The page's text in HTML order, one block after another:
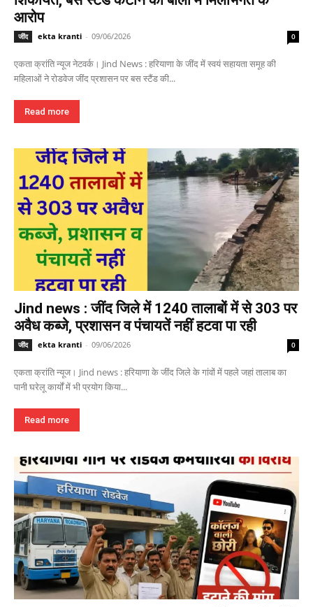
आरोप
जींद ekta kranti - 09/06/2026 0
एकता क्रांति न्यूज नेटवर्क। Jind News : हरियाणा के जींद में स्वयं सहायता समूह की
महिलाओं ने रोडवेज जींद प्रशासन पर बस स्टैंड की...
Read more
Jind news : जींद जिले में 1240 तालाबों में से 303 पर
अवैध कब्जे, प्रशासन व पंचायतें नहीं हटवा पा रही
जींद ekta kranti - 09/06/2026 0
एकता क्रांति न्यूज। Jind news : हरियाणा के जींद जिले के गांवों में पहले जहां तालाब का
पानी घरेलू कार्यों में भी प्रयोग किया...
Read more